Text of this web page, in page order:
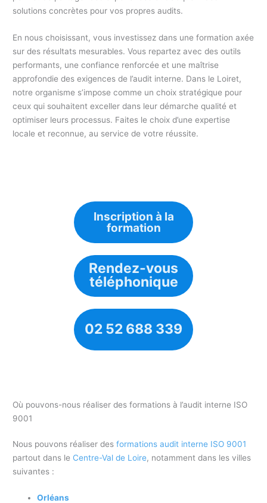
solutions concrètes pour vos propres audits.
En nous choisissant, vous investissez dans une formation axée
sur des résultats mesurables. Vous repartez avec des outils
performants, une confiance renforcée et une maîtrise
approfondie des exigences de l’audit interne. Dans le Loiret,
notre organisme s’impose comme un choix stratégique pour
ceux qui souhaitent exceller dans leur démarche qualité et
optimiser leurs processus. Faites le choix d’une expertise
locale et reconnue, au service de votre réussite.
Inscription à la
formation
Rendez-vous
téléphonique
02 52 688 339
Où pouvons-nous réaliser des formations à l’audit interne ISO
9001
Nous pouvons réaliser desformations audit interne ISO 9001
partout dans le Centre-Val de Loire, notamment dans les villes
suivantes :
Orléans